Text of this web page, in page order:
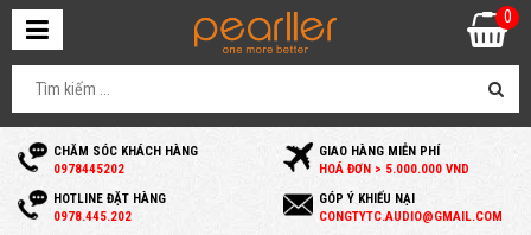
CHĂM SÓC KHÁCH HÀNG
0978445202
GIAO HÀNG MIỄN PHÍ
HOÁ ĐƠN > 5.000.000 VND
HOTLINE ĐẶT HÀNG
0978.445.202
GÓP Ý KHIẾU NẠI
CONGTYTC.AUDIO@GMAIL.COM
0